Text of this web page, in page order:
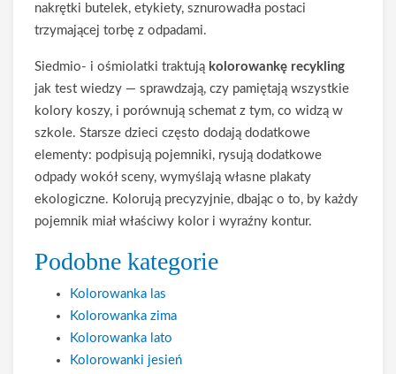
nakrętki butelek, etykiety, sznurowadła postaci
trzymającej torbę z odpadami.
Siedmio- i ośmiolatki traktują kolorowankę recykling
jak test wiedzy — sprawdzają, czy pamiętają wszystkie
kolory koszy, i porównują schemat z tym, co widzą w
szkole. Starsze dzieci często dodają dodatkowe
elementy: podpisują pojemniki, rysują dodatkowe
odpady wokół sceny, wymyślają własne plakaty
ekologiczne. Kolorują precyzyjnie, dbając o to, by każdy
pojemnik miał właściwy kolor i wyraźny kontur.
Podobne kategorie
Kolorowanka las
Kolorowanka zima
Kolorowanka lato
Kolorowanki jesień